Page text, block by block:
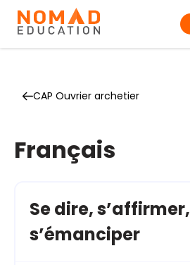
CAP Ouvrier archetier
Français
Se dire, s’affirmer,
s’émanciper